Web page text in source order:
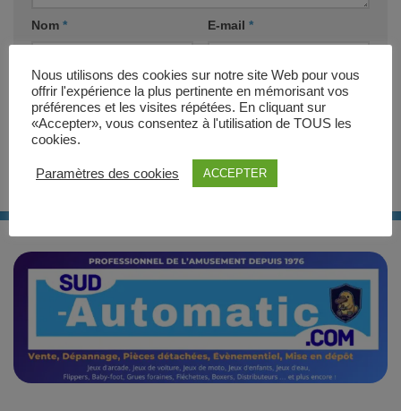
Nom * E-mail *
Site web
Nous utilisons des cookies sur notre site Web pour vous
offrir l'expérience la plus pertinente en mémorisant vos
préférences et les visites répétées. En cliquant sur
«Accepter», vous consentez à l'utilisation de TOUS les
cookies.
Paramètres des cookies ACCEPTER